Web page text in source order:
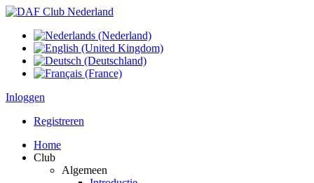
Inloggen
Registreren
Home
Club
Algemeen